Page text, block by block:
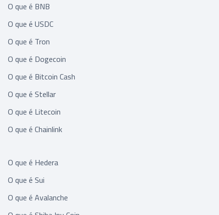
O que é BNB
O que é USDC
O que é Tron
O que é Dogecoin
O que é Bitcoin Cash
O que é Stellar
O que é Litecoin
O que é Chainlink
O que é Hedera
O que é Sui
O que é Avalanche